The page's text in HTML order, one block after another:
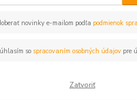
novinky e-mailom podľa podmienok
so spracovaním osobných údajovpre
Zatvoriť